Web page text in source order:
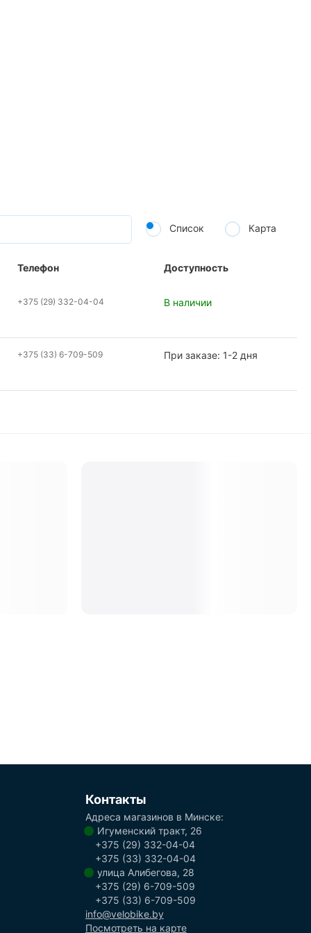
Список Карта
Телефон Доступность
+375 (29) 332-04-04 В наличии
+375 (33) 6-709-509 При заказе: 1-2 дня
Контакты
Адреса магазинов в Минске:
Игуменский тракт, 26
+375 (29) 332-04-04
+375 (33) 332-04-04
улица Алибегова, 28
+375 (29) 6-709-509
+375 (33) 6-709-509
info@velobike.by
Посмотреть на карте